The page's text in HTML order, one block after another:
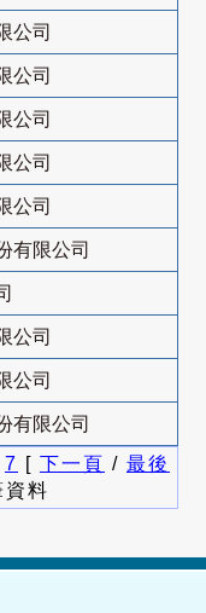
公司
公司
公司
公司
公司
有限公司
公司
公司
有限公司
7 [ 下一頁 / 最後
資料